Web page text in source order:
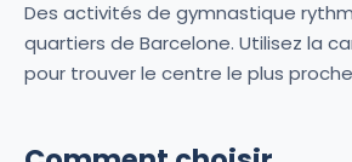
Des activités de gymnastique
quartiers de Barcelone. Utilisez la
pour trouver le centre le plus